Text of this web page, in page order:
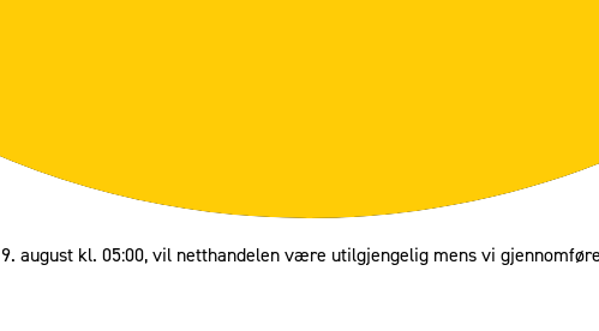
august kl. 05:00, vil netthandelen være utilgjengelig mens vi